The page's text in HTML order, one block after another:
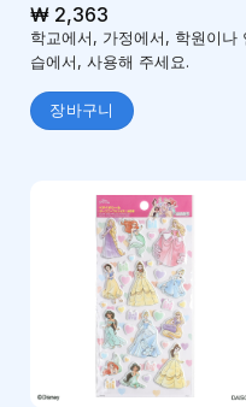
₩2,363
학교에서, 가정에서, 학원이나
습에서, 사용해 주세요.
장바구니